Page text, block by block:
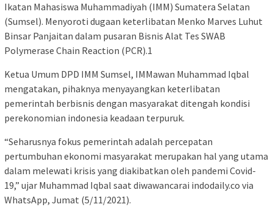
Ikatan Mahasiswa Muhammadiyah (IMM) Sumatera Selatan
(Sumsel). Menyoroti dugaan keterlibatan Menko Marves Luhut
Binsar Panjaitan dalam pusaran Bisnis Alat Tes SWAB
Polymerase Chain Reaction (PCR).1
Ketua Umum DPD IMM Sumsel, IMMawan Muhammad Iqbal
mengatakan, pihaknya menyayangkan keterlibatan
pemerintah berbisnis dengan masyarakat ditengah kondisi
perekonomian indonesia keadaan terpuruk.
“Seharusnya fokus pemerintah adalah percepatan
pertumbuhan ekonomi masyarakat merupakan hal yang utama
dalam melewati krisis yang diakibatkan oleh pandemi Covid-
19,” ujar Muhammad Iqbal saat diwawancarai indodaily.co via
WhatsApp, Jumat (5/11/2021).